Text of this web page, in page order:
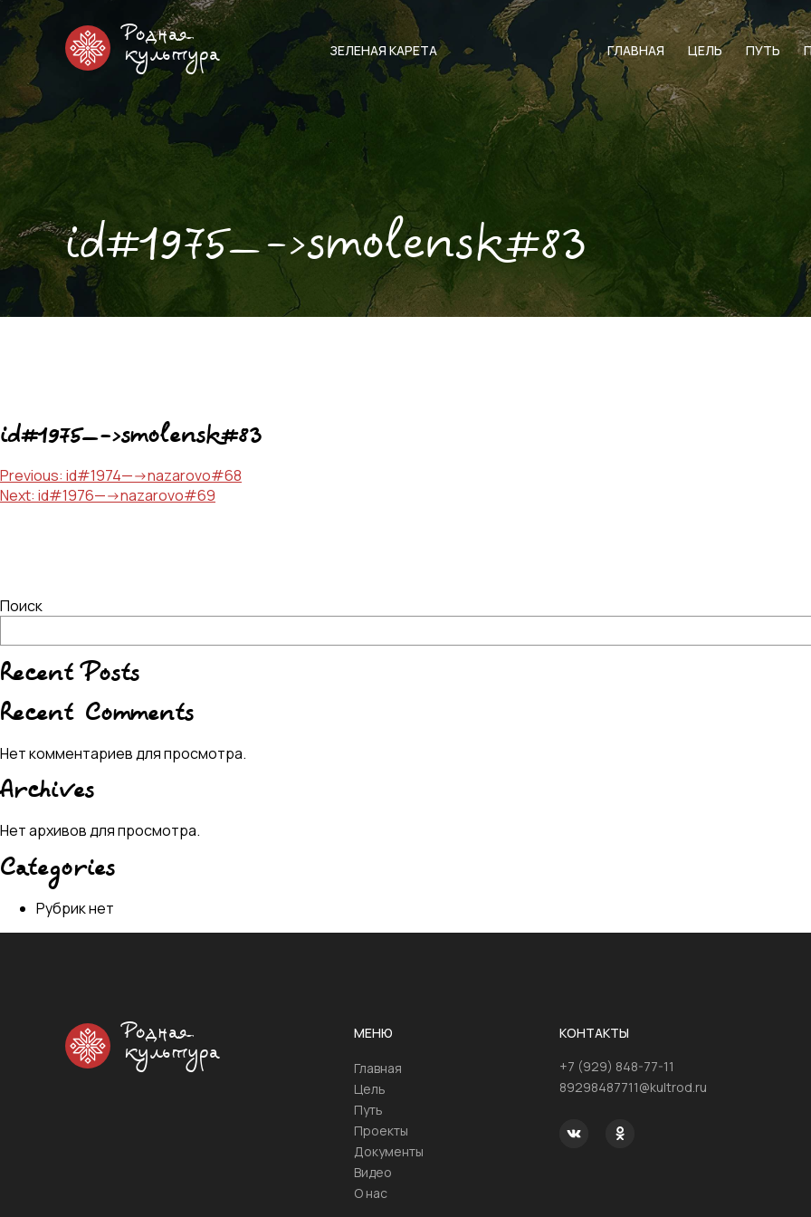
Родная
культура
ЗЕЛЕНАЯ КАРЕТА ГЛАВНАЯ ЦЕЛЬ ПУТЬ
id#1975—->smolensk#83
id#1975—->smolensk#83
Навигация
по
Previous: id#1974—->nazarovo#68
Next: id#1976—->nazarovo#69
Поиск
Recent Posts
Recent Comments
Нет комментариев для просмотра.
Archives
Нет архивов для просмотра.
Categories
Рубрик нет
Родная
культура
МЕНЮ
Главная
Цель
Путь
Проекты
Документы
Видео
О нас
КОНТАКТЫ
+7 (929) 848-77-11
89298487711@kultrod.ru